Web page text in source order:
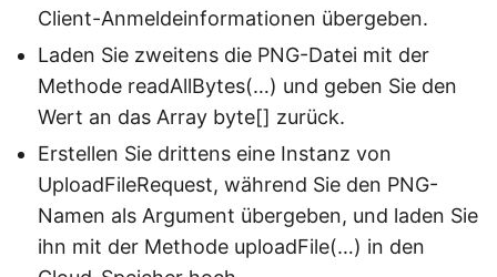
Client-Anmeldeinformationen übergeben.
Laden Sie zweitens die PNG-Datei mit der
Methode readAllBytes(…) und geben Sie den
Wert an das Array byte[] zurück.
Erstellen Sie drittens eine Instanz von
UploadFileRequest, während Sie den PNG-
Namen als Argument übergeben, und laden Sie
ihn mit der Methode uploadFile(…) in den